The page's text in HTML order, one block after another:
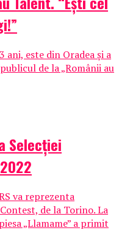
ani, este din Oradea și a
de la „Românii au
Selecției
va reprezenta
de la Torino. La
„Llamame” a primit